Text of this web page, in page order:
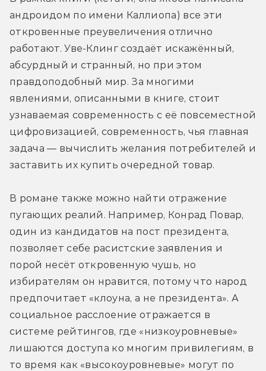
андроидом по имени Каллиопа) все эти
откровенные преувеличения отлично
работают. Уве-Клинг создаёт искажённый,
абсурдный и странный, но при этом
правдоподобный мир. За многими
явлениями, описанными в книге, стоит
узнаваемая современность с её повсеместной
цифровизацией, современность, чья главная
задача — вычислить желания потребителей и
заставить их купить очередной товар.
В романе также можно найти отражение
пугающих реалий. Например, Конрад Повар,
один из кандидатов на пост президента,
позволяет себе расистские заявления и
порой несёт откровенную чушь, но
избирателям он нравится, потому что народ
предпочитает «клоуна, а не президента». А
социальное расслоение отражается в
системе рейтингов, где «низкоуровневые»
лишаются доступа ко многим привилегиям, в
то время как «высокоуровневые» могут по